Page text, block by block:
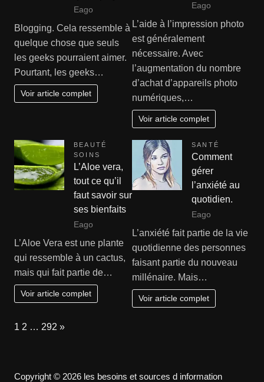
Eago
Blogging. Cela ressemble à
quelque chose que seuls
les geeks pourraient aimer.
Pourtant, les geeks…
Voir article complet
Eago
L’aide à l’impression photo
est généralement
nécessaire. Avec
l’augmentation du nombre
d’achat d’appareils photo
numériques,…
Voir article complet
BEAUTÉ
SOINS
L’Aloe vera,
tout ce qu’il
faut savoir sur
ses bienfaits
Eago
L’Aloe Vera est une plante
qui ressemble à un cactus,
mais qui fait partie de…
Voir article complet
SANTÉ
Comment
gérer
l’anxiété au
quotidien.
Eago
L’anxiété fait partie de la vie
quotidienne des personnes
faisant partie du nouveau
millénaire. Mais…
Voir article complet
Page:
1 2 … 292 Next
»
Copyright © 2026 les besoins et sources d information